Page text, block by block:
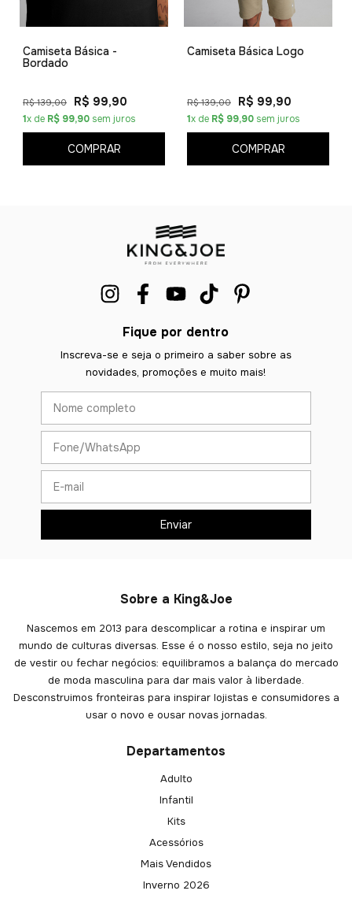
Camiseta Básica -
Bordado
R$ 139,00 R$ 99,90
1x de R$ 99,90 sem juros
COMPRAR
Camiseta Básica Logo
R$ 139,00 R$ 99,90
1x de R$ 99,90 sem juros
COMPRAR
Fique por dentro
Inscreva-se e seja o primeiro a saber sobre as
novidades, promoções e muito mais!
Sobre a King&Joe
Nascemos em 2013 para descomplicar a rotina e inspirar um
mundo de culturas diversas. Esse é o nosso estilo, seja no jeito
de vestir ou fechar negócios: equilibramos a balança do mercado
de moda masculina para dar mais valor à liberdade.
Desconstruimos fronteiras para inspirar lojistas e consumidores a
usar o novo e ousar novas jornadas.
Departamentos
Adulto
Infantil
Kits
Acessórios
Mais Vendidos
Inverno 2026